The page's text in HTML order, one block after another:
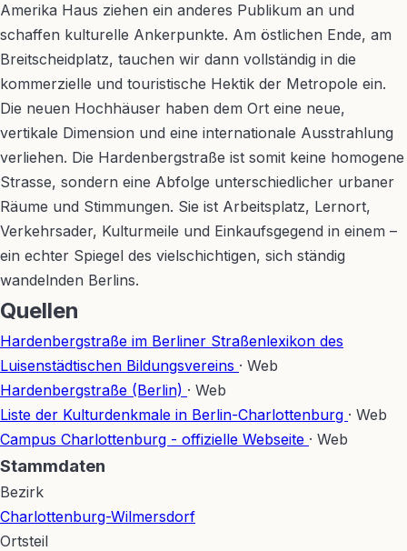
Amerika Haus ziehen ein anderes Publikum an und
schaffen kulturelle Ankerpunkte. Am östlichen Ende, am
Breitscheidplatz, tauchen wir dann vollständig in die
kommerzielle und touristische Hektik der Metropole ein.
Die neuen Hochhäuser haben dem Ort eine neue,
vertikale Dimension und eine internationale Ausstrahlung
verliehen. Die Hardenbergstraße ist somit keine homogene
Strasse, sondern eine Abfolge unterschiedlicher urbaner
Räume und Stimmungen. Sie ist Arbeitsplatz, Lernort,
Verkehrsader, Kulturmeile und Einkaufsgegend in einem –
ein echter Spiegel des vielschichtigen, sich ständig
wandelnden Berlins.
Quellen
Hardenbergstraße im Berliner Straßenlexikon des
Luisenstädtischen Bildungsvereins · Web
Hardenbergstraße (Berlin) · Web
Liste der Kulturdenkmale in Berlin-Charlottenburg · Web
Campus Charlottenburg - offizielle Webseite · Web
Stammdaten
Bezirk
Charlottenburg-Wilmersdorf
Ortsteil